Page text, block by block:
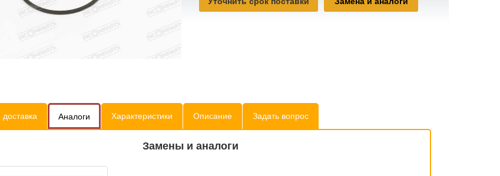
Аналоги Характеристики Описание Задать вопрос
Замены и аналоги